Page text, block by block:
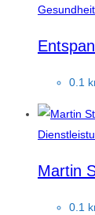
Gesundheit
0.1
Martin
0.1